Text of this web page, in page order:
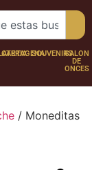
CARTAGENASOUVENIRSSALÓN
DE
ONCES
/ Moneditas